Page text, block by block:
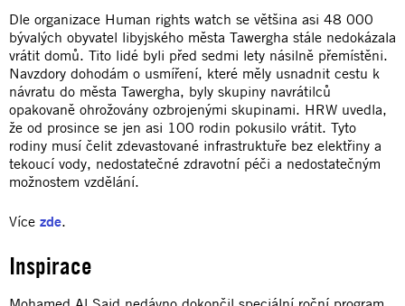
Dle organizace Human rights watch se většina asi 48 000
bývalých obyvatel libyjského města Tawergha stále nedokázala
vrátit domů. Tito lidé byli před sedmi lety násilně přemístěni.
Navzdory dohodám o usmíření, které měly usnadnit cestu k
návratu do města Tawergha, byly skupiny navrátilců
opakovaně ohrožovány ozbrojenými skupinami. HRW uvedla,
že od prosince se jen asi 100 rodin pokusilo vrátit. Tyto
rodiny musí čelit zdevastované infrastruktuře bez elektřiny a
tekoucí vody, nedostatečné zdravotní péči a nedostatečným
možnostem vzdělání.
Více zde.
Inspirace